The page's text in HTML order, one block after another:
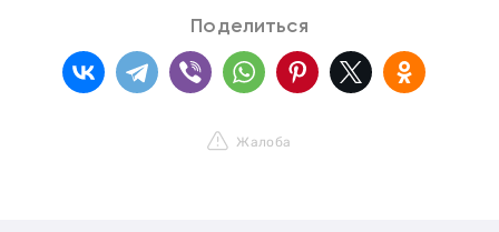
Поделиться
Жалоба